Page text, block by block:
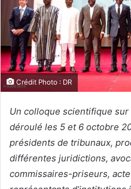
Crédit Photo : DR
Un colloque scientifique sur
déroulé les 5 et 6 octobre
présidents de tribunaux,
différentes juridictions,
commissaires-priseurs,